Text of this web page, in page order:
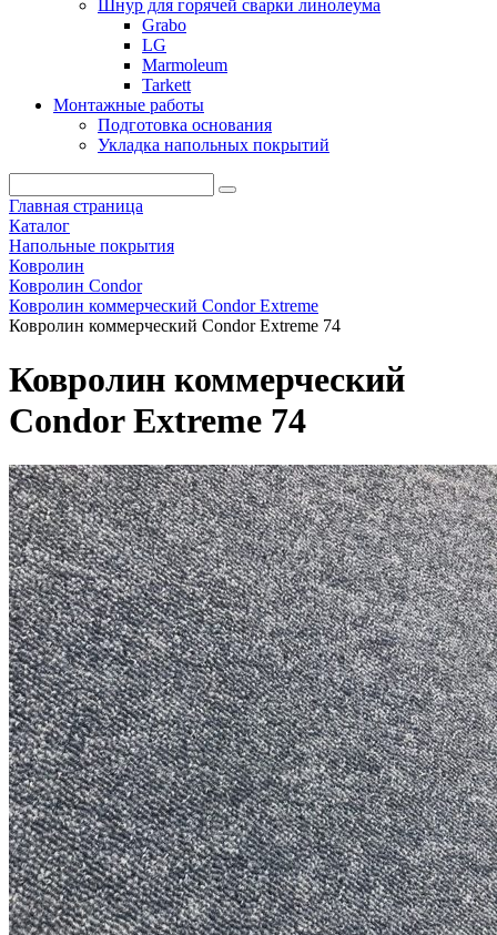
Шнур для горячей сварки линолеума
Grabo
LG
Marmoleum
Tarkett
Монтажные работы
Подготовка основания
Укладка напольных покрытий
Главная страница
Каталог
Напольные покрытия
Ковролин
Ковролин Condor
Ковролин коммерческий Condor Extreme
Ковролин коммерческий Condor Extreme 74
Ковролин коммерческий
Condor Extreme 74